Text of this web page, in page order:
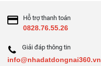
Hỗ trợ thanh toán
0828.76.55.26
Giải đáp thông tin
info@nhadatdongnai360.vn